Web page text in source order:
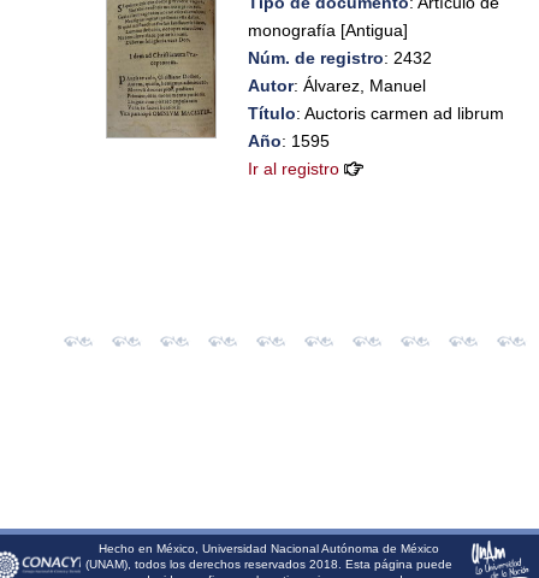
monografía [Antigua]
Núm. de registro: 2432
Autor: Álvarez, Manuel
Título: Auctoris carmen ad librum
Año: 1595
Ir al registro
Hecho en México, Universidad Nacional Autónoma de México
(UNAM), todos los derechos reservados 2018. Esta página puede